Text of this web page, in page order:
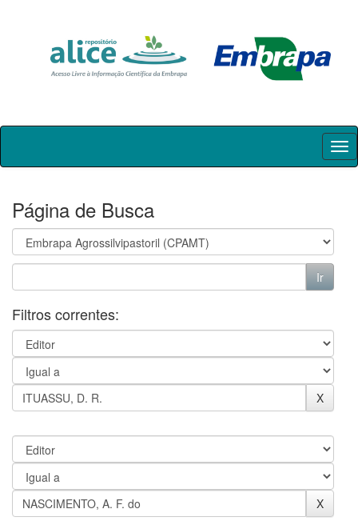
Skip
Página de Busca
Filtros correntes: